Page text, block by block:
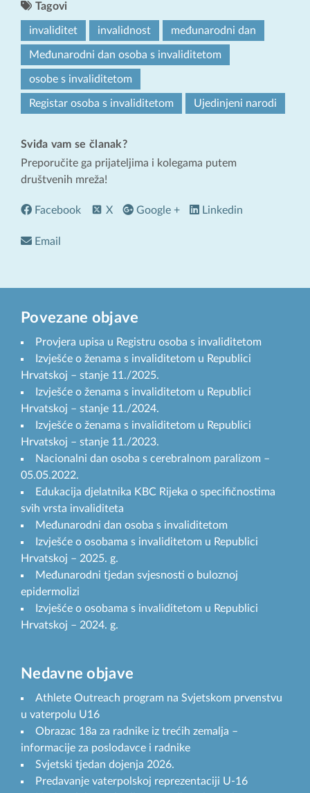
Tagovi
invaliditet invalidnost međunarodni dan
Međunarodni dan osoba s invaliditetom
osobe s invaliditetom
Registar osoba s invaliditetom Ujedinjeni narodi
Sviđa vam se članak?
Preporučite ga prijateljima i kolegama putem
društvenih mreža!
Facebook X Google + Linkedin
Email
Povezane objave
Provjera upisa u Registru osoba s invaliditetom
Izvješće o ženama s invaliditetom u Republici
Hrvatskoj – stanje 11./2025.
Izvješće o ženama s invaliditetom u Republici
Hrvatskoj – stanje 11./2024.
Izvješće o ženama s invaliditetom u Republici
Hrvatskoj – stanje 11./2023.
Nacionalni dan osoba s cerebralnom paralizom –
05.05.2022.
Edukacija djelatnika KBC Rijeka o specifičnostima
svih vrsta invaliditeta
Međunarodni dan osoba s invaliditetom
Izvješće o osobama s invaliditetom u Republici
Hrvatskoj – 2025. g.
Međunarodni tjedan svjesnosti o buloznoj
epidermolizi
Izvješće o osobama s invaliditetom u Republici
Hrvatskoj – 2024. g.
Nedavne objave
Athlete Outreach program na Svjetskom prvenstvu
u vaterpolu U16
Obrazac 18a za radnike iz trećih zemalja –
informacije za poslodavce i radnike
Svjetski tjedan dojenja 2026.
Predavanje vaterpolskoj reprezentaciji U-16